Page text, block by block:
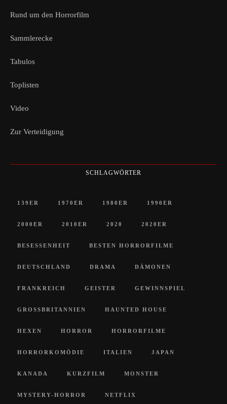
Rund um den Horrorfilm
Sammlerecke
Tabulos
Toplisten
Video
Zur Verteidigung
SCHLAGWÖRTER
139ER 1970ER 1980ER 1990ER
2000ER 2010ER 2020 2020ER
BESESSENHEIT BESTEN HORRORFILME
DEUTSCHLAND DRAMA DÄMONEN
FRANKREICH GEISTER GEWINNSPIEL
GROSSBRITANNIEN HAUNTED HOUSE
HEXEN HORROR HORRORFILME
HORRORKOMÖDIE ITALIEN JAPAN
KANADA KURZFILM MONSTER
MYSTERY-HORROR NETFLIX